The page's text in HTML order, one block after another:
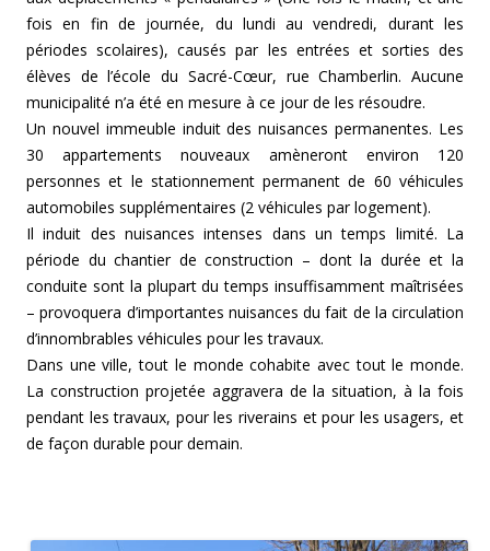
fois en fin de journée, du lundi au vendredi, durant les
périodes scolaires), causés par les entrées et sorties des
élèves de l’école du Sacré-Cœur, rue Chamberlin. Aucune
municipalité n’a été en mesure à ce jour de les résoudre.
Un nouvel immeuble induit des nuisances permanentes. Les
30 appartements nouveaux amèneront environ 120
personnes et le stationnement permanent de 60 véhicules
automobiles supplémentaires (2 véhicules par logement).
Il induit des nuisances intenses dans un temps limité. La
période du chantier de construction – dont la durée et la
conduite sont la plupart du temps insuffisamment maîtrisées
– provoquera d’importantes nuisances du fait de la circulation
d’innombrables véhicules pour les travaux.
Dans une ville, tout le monde cohabite avec tout le monde.
La construction projetée aggravera de la situation, à la fois
pendant les travaux, pour les riverains et pour les usagers, et
de façon durable pour demain.